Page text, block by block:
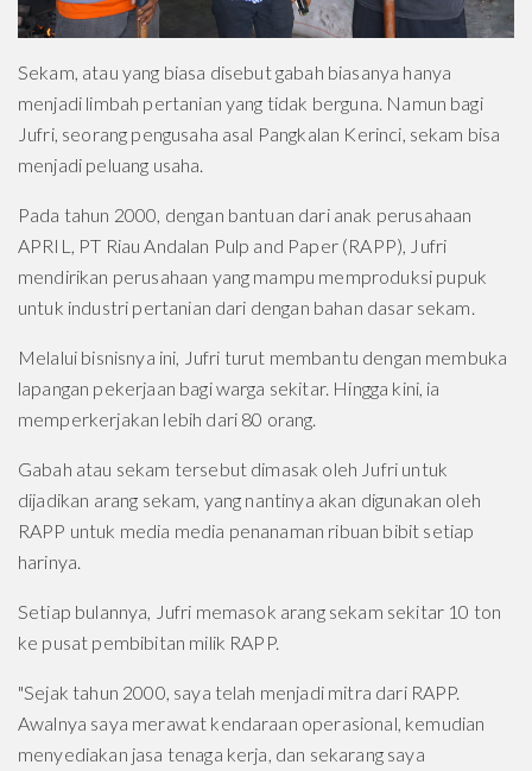
Sekam, atau yang biasa disebut gabah biasanya hanya
menjadi limbah pertanian yang tidak berguna. Namun bagi
Jufri, seorang pengusaha asal Pangkalan Kerinci, sekam bisa
menjadi peluang usaha.
Pada tahun 2000, dengan bantuan dari anak perusahaan
APRIL, PT Riau Andalan Pulp and Paper (RAPP), Jufri
mendirikan perusahaan yang mampu memproduksi pupuk
untuk industri pertanian dari dengan bahan dasar sekam.
Melalui bisnisnya ini, Jufri turut membantu dengan membuka
lapangan pekerjaan bagi warga sekitar. Hingga kini, ia
memperkerjakan lebih dari 80 orang.
Gabah atau sekam tersebut dimasak oleh Jufri untuk
dijadikan arang sekam, yang nantinya akan digunakan oleh
RAPP untuk media media penanaman ribuan bibit setiap
harinya.
Setiap bulannya, Jufri memasok arang sekam sekitar 10 ton
ke pusat pembibitan milik RAPP.
"Sejak tahun 2000, saya telah menjadi mitra dari RAPP.
Awalnya saya merawat kendaraan operasional, kemudian
menyediakan jasa tenaga kerja, dan sekarang saya